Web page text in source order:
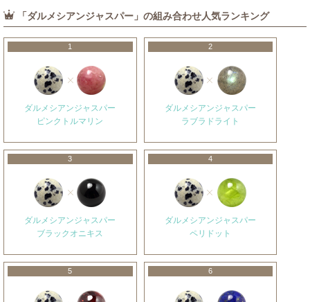
「ダルメシアンジャスパー」の組み合わせ人気ランキング
1
ダルメシアンジャスパー
ピンクトルマリン
2
ダルメシアンジャスパー
ラブラドライト
3
ダルメシアンジャスパー
ブラックオニキス
4
ダルメシアンジャスパー
ペリドット
5 6